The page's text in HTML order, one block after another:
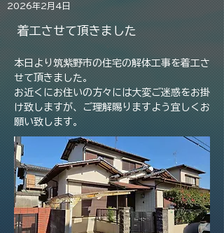
2026年2月4日
着工させて頂きました
本日より筑紫野市の住宅の解体工事を着工さ
せて頂きました。
お近くにお住いの方々には大変ご迷惑をお掛
け致しますが、ご理解賜りますよう宜しくお
願い致します。